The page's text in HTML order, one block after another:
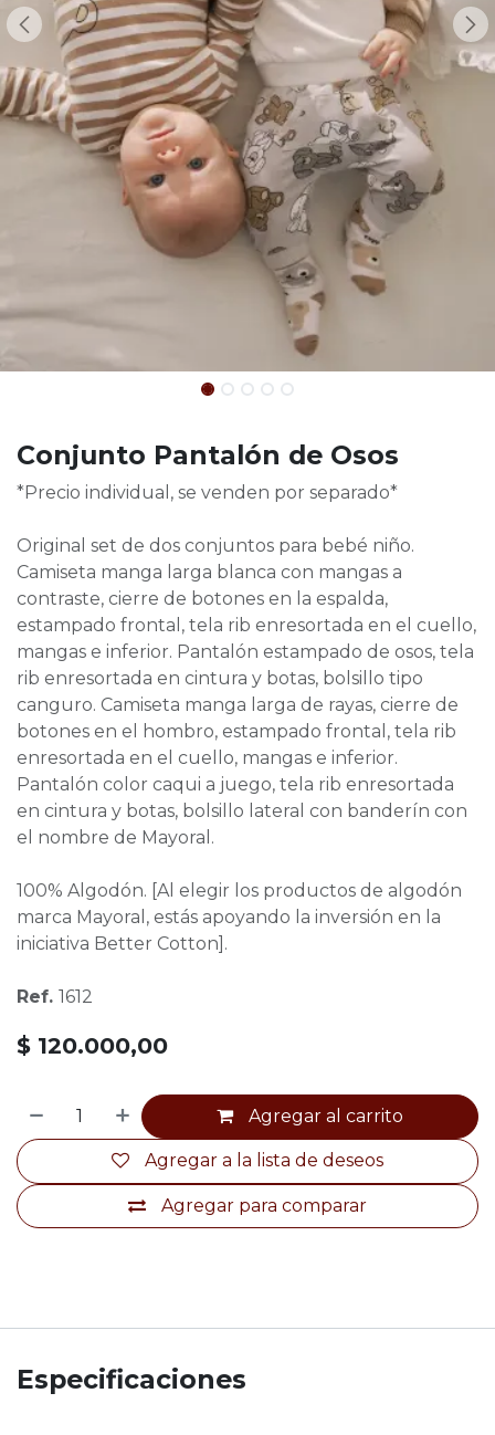
Conjunto Pantalón de Osos
*Precio individual, se venden por separado*
Original set de dos conjuntos para bebé niño.
Camiseta manga larga blanca con mangas a
contraste, cierre de botones en la espalda,
estampado frontal, tela rib enresortada en el cuello,
mangas e inferior. Pantalón estampado de osos, tela
rib enresortada en cintura y botas, bolsillo tipo
canguro. Camiseta manga larga de rayas, cierre de
botones en el hombro, estampado frontal, tela rib
enresortada en el cuello, mangas e inferior.
Pantalón color caqui a juego, tela rib enresortada
en cintura y botas, bolsillo lateral con banderín con
el nombre de Mayoral.
100% Algodón. [Al elegir los productos de algodón
marca Mayoral, estás apoyando la inversión en la
iniciativa Better Cotton].
Ref. 1612
$ 120.000,00
Agregar al carrito
Agregar para comparar
Agregar a la lista de deseos
Especificaciones